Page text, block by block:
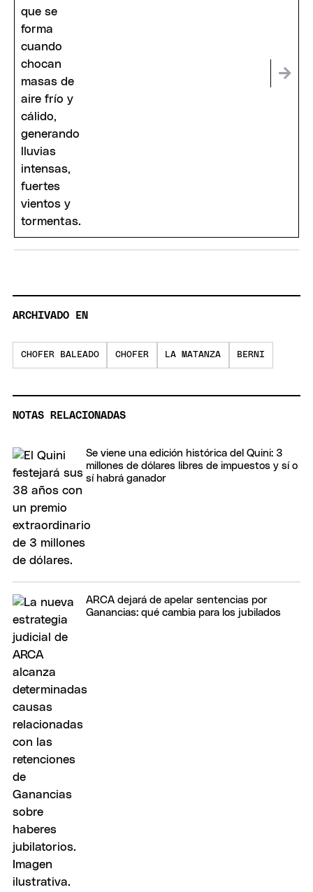
ARCHIVADO EN
CHOFER BALEADO CHOFER LA MATANZA BERNI
NOTAS RELACIONADAS
Se viene una edición histórica del Quini: 3
millones de dólares libres de impuestos y sí o
sí habrá ganador
ARCA dejará de apelar sentencias por
Ganancias: qué cambia para los jubilados